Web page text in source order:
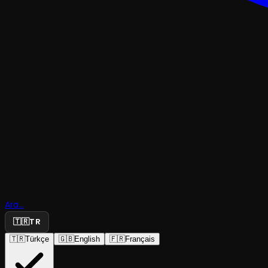
Ara...
🇹🇷TR
🇹🇷Türkçe 🇬🇧English 🇫🇷Français
Gorillerle